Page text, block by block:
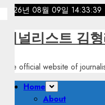
Skip
content
2026년 08월 09일 14:33:41
저널리스트 김
The official website of
PrimaryHome
About